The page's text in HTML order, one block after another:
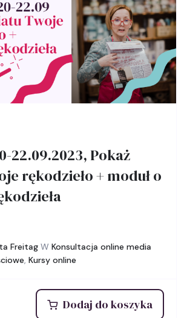
22.09.2023, Pokaż
rękodzieło + moduł o
Freitag W Konsultacja online media
, Kursy online
Dodaj do koszyka